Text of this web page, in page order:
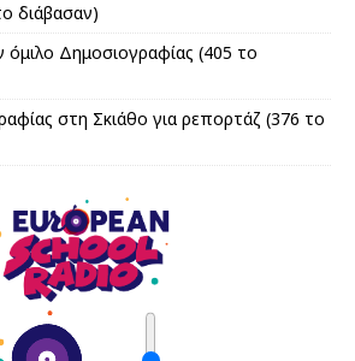
διάβασαν)
Δημοσιογραφίας (405 το
στη Σκιάθο για ρεπορτάζ (376 το